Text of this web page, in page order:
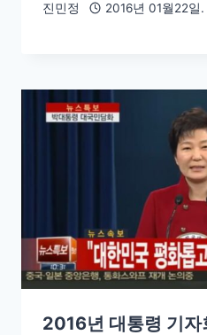
진민정 2016년 01월22일.
2016년 대통령 기자